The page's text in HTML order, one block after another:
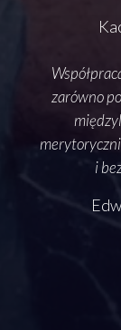
zarówno
i